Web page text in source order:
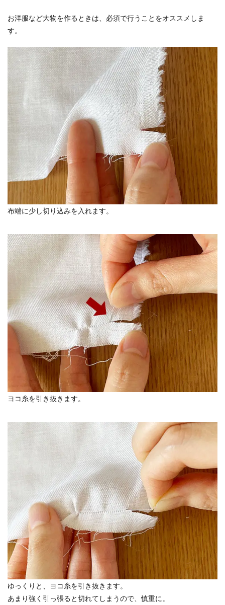
お洋服など大物を作るときは、必須で行うことをオススメしま
す。
布端に少し切り込みを入れます。
ヨコ糸を引き抜きます。
ゆっくりと、ヨコ糸を引き抜きます。
あまり強く引っ張ると切れてしまうので、慎重に。